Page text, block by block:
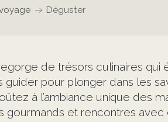
Déguster
de trésors culinaires
guider pour plonger dans les
à l’ambiance unique des
gourmands et rencontres